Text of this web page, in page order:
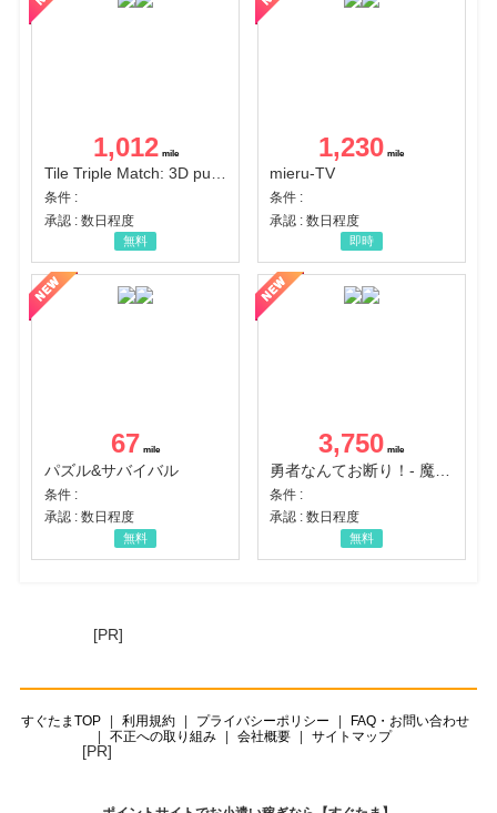
1,012
Tile Triple Match: 3D puzzle
条件 :
承認 : 数日程度
無料
1,230
mieru-TV
条件 :
承認 : 数日程度
即時
67
パズル&サバイバル
条件 :
承認 : 数日程度
無料
3,750
条件 :
承認 : 数日程度
無料
[PR]
すぐたまTOP 利用規約 プライバシーポリシー
FAQ・お問い合わせ
不正への取り組み
会社概要 サイトマップ
[PR]